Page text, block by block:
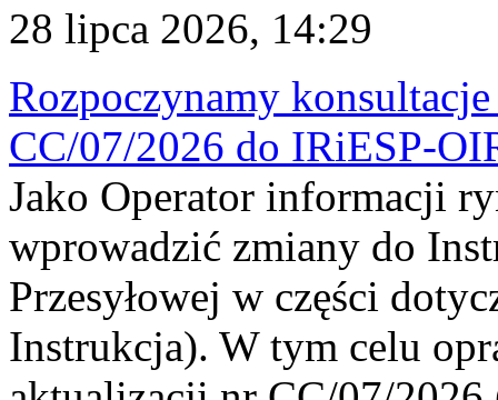
28 lipca 2026, 14:29
Rozpoczynamy
CC/07/2026 do IRiESP-
Jako Operator informacji
wprowadzić zmiany do
Przesyłowej w części
Instrukcja). W tym celu